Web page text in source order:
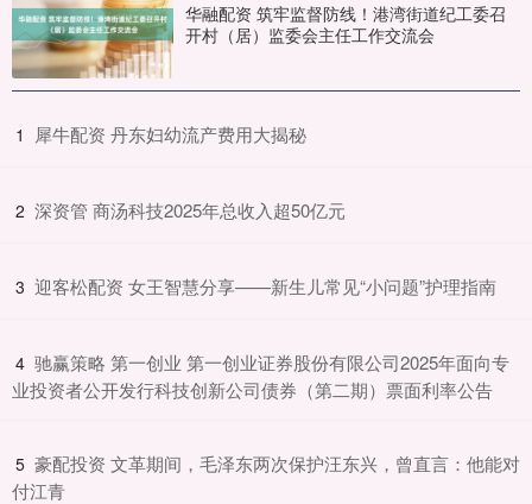
华融配资 筑牢监督防线！港湾街道纪工委召
开村（居）监委会主任工作交流会
1 ​犀牛配资 丹东妇幼流产费用大揭秘
2 ​深资管 商汤科技2025年总收入超50亿元
3 ​迎客松配资 女王智慧分享——新生儿常见“小问题”护理指南
4 ​驰赢策略 第一创业 第一创业证券股份有限公司2025年面向专
业投资者公开发行科技创新公司债券（第二期）票面利率公告
5 ​豪配投资 文革期间，毛泽东两次保护汪东兴，曾直言：他能对
付江青